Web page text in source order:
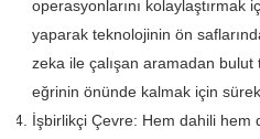
operasyonlarını kolaylaştırmak
yaparak teknolojinin ön
zeka ile çalışan aramadan bulut
eğrinin önünde kalmak için
İşbirlikçi Çevre: Hem dahili hem